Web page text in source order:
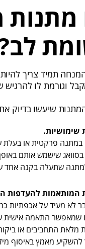
תמיד צריך
וגורמת לו
שימושיות.
פרקטית או בעלת
למתנה שתעלה בקנה אחד
המותאמות להעדפות
לא מעיד על אכפתיות
שמאפשר התאמה אישית
מלאת התחביבים או
מאמץ באיסוף